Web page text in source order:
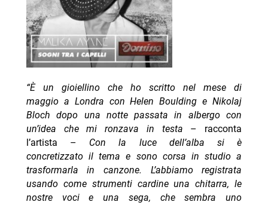
“È un gioiellino che ho scritto nel mese di
maggio a Londra con Helen Boulding e Nikolaj
Bloch dopo una notte passata in albergo con
un’idea che mi ronzava in testa – racconta
l’artista – Con la luce dell’alba si è
concretizzato il tema e sono corsa in studio a
trasformarla in canzone. L’abbiamo registrata
usando come strumenti cardine una chitarra, le
nostre voci e una sega, che sembra uno